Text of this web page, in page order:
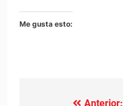
Me gusta esto:
Anterior: